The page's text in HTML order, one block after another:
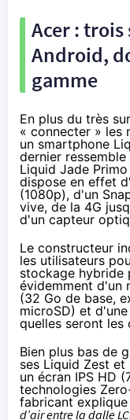
Acer : trois
Android,
gamme
En plus du très
« connecter » les
un smartphone
dernier
Liquid Jade
dispose en effet
(1080p), d'un
vive, de la 4G
d'un capteur
Le constructeur
les utilisateurs
stockage hybride
évidemment d'un
(32 Go de base,
microSD) et
quelles seront
Bien plus bas de
ses Liquid Zest et
un écran IPS HD
technologies
fabricant
d’air entre la dalle